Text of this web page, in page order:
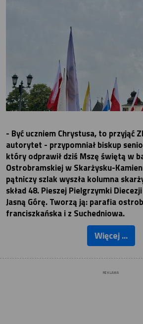
- Być uczniem Chrystusa, to przyjąć
autorytet - przypomniał biskup
który odprawił dziś Mszę świętą w
Ostrobramskiej w Skarżysku-
pątniczy szlak wyszła kolumna
skład 48. Pieszej Pielgrzymki
Jasną Górę. Tworzą ją: parafia
franciszkańska i z Suchedniowa.
Więcej ...
REKLAMA